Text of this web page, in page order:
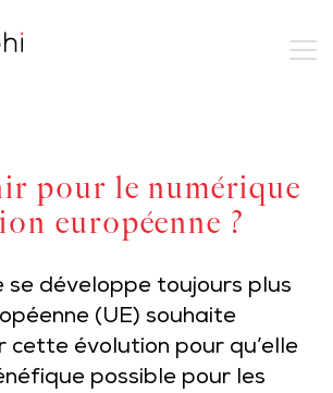
pour le numérique
européenne ?
se développe toujours plus
(UE) souhaite
cette évolution pour qu’elle
possible pour les